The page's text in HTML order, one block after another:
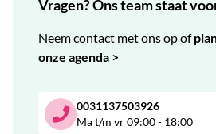
Vragen? Ons team staat
Neem contact met ons op of
onze agenda >
0031137503926
Ma t/m vr 09:00 - 18:00